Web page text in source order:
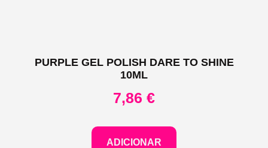
PURPLE GEL POLISH DARE TO SHINE
10ML
7,86 €
ADICIONAR